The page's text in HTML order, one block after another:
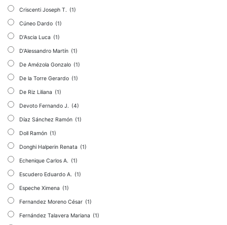
Criscenti Joseph T. (1)
Cúneo Dardo (1)
D'Ascia Luca (1)
D’Alessandro Martín (1)
De Amézola Gonzalo (1)
De la Torre Gerardo (1)
De Riz Liliana (1)
Devoto Fernando J. (4)
Díaz Sánchez Ramón (1)
Doll Ramón (1)
Donghi Halperin Renata (1)
Echenique Carlos A. (1)
Escudero Eduardo A. (1)
Espeche Ximena (1)
Fernandez Moreno César (1)
Fernández Talavera Mariana (1)